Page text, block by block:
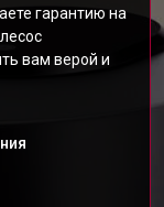
гарантию на
вам верой и